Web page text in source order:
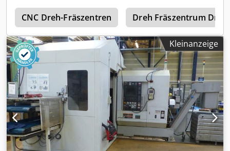
Zubehör: 2 Späneförderer Austrag nach hinten Angeboten
wird eine komplette CNC Werkstatt, die altershalber
aufgegeben wird. Die Mori Seiki ist immer noch
hochgenau. Alle vorhandenen Werkzeughalter und
Schneidewerkzeuge, Messerköpfe, Bohrer,
Gewindebohrer, Schraubstöcke etc. werden mit
abgegeben. Ebenso alle Messmittel und - Geräte.
Vorhandene Aufträge können ebenfalls abgegeben
werden. Absolut kostengünstiges Startpaket für "Startup"
Crjdpfjy S T T Usx Aidjf *
CNC Dreh-Fräszentren Dreh Fräszentrum Dmg
Kleinanzeige